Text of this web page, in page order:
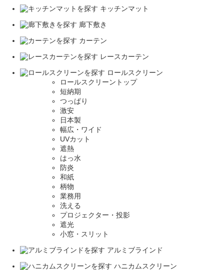
キッチンマット
廊下敷き
カーテン
レースカーテン
ロールスクリーン
ロールスクリーントップ
短納期
つっぱり
激安
日本製
幅広・ワイド
UVカット
遮熱
はっ水
防炎
和紙
柄物
業務用
洗える
プロジェクター・投影
遮光
小窓・スリット
アルミブラインド
ハニカムスクリーン